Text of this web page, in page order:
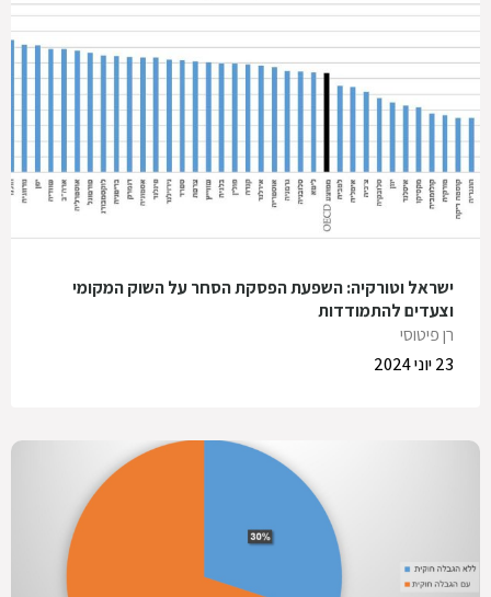
ישראל וטורקיה: השפעת הפסקת הסחר על השוק המקומי
וצעדים להתמודדות
רן פיטוסי
23 יוני 2024